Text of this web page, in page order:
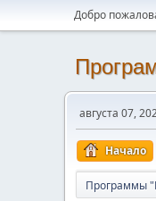
Добро
августа 07,
Начало
Программы